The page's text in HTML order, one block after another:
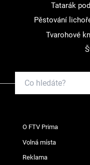
Tatarák
Pěstování
Tvarohové
O FTV Prima
Volná místa
Reklama